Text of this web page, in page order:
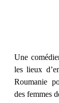
Une
les lieux
Roumanie
des femmes